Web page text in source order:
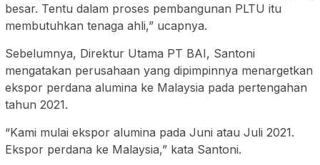
besar. Tentu dalam proses pembangunan PLTU itu
membutuhkan tenaga ahli,” ucapnya.
Sebelumnya, Direktur Utama PT BAI, Santoni
mengatakan perusahaan yang dipimpinnya menargetkan
ekspor perdana alumina ke Malaysia pada pertengahan
tahun 2021.
“Kami mulai ekspor alumina pada Juni atau Juli 2021.
Ekspor perdana ke Malaysia,” kata Santoni.